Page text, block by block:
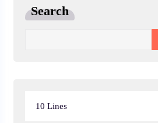
Search
10 Lines